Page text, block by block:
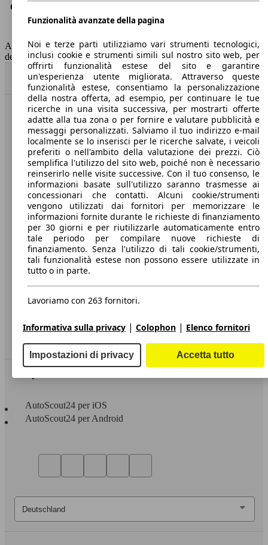
Consumo (combinato)*
Classe di emissione
Euro 6
AutoScout24 non si assume alcuna responsabilità per la correttezza
dei dati.
Torna su
Benvenuti su AutoScout24, il mercato auto europeo.
Società
A proposito di AutoScout24
Stampa
Media
Condizioni generali
Informazioni
Dichiarazione di Accessibilità
Servizi
Area rivenditori
AutoScout24 per iOS
AutoScout24 per Android
Funzionalità avanzate della pagina
Noi e terze parti utilizziamo vari strumenti tecnologici,
inclusi cookie e strumenti simili sul nostro sito web, per
offrirti funzionalità estese del sito e garantire
un'esperienza utente migliorata. Attraverso queste
funzionalità estese, consentiamo la personalizzazione
della nostra offerta, ad esempio, per continuare le tue
ricerche in una visita successiva, per mostrarti offerte
adatte alla tua zona o per fornire e valutare pubblicità e
messaggi personalizzati. Salviamo il tuo indirizzo e-mail
localmente se lo inserisci per le ricerche salvate, i veicoli
preferiti o nell'ambito della valutazione dei prezzi. Ciò
semplifica l'utilizzo del sito web, poiché non è necessario
reinserirlo nelle visite successive. Con il tuo consenso, le
informazioni basate sull'utilizzo saranno trasmesse ai
concessionari che contatti. Alcuni cookie/strumenti
vengono utilizzati dai fornitori per memorizzare le
informazioni fornite durante le richieste di finanziamento
per 30 giorni e per riutilizzarle automaticamente entro
tale periodo per compilare nuove richieste di
finanziamento. Senza l'utilizzo di tali cookie/strumenti,
tali funzionalità estese non possono essere utilizzate in
tutto o in parte.
Lavoriamo con 263 fornitori.
Informativa sulla privacy | Colophon | Elenco fornitori
Impostazioni di privacy Accetta tutto